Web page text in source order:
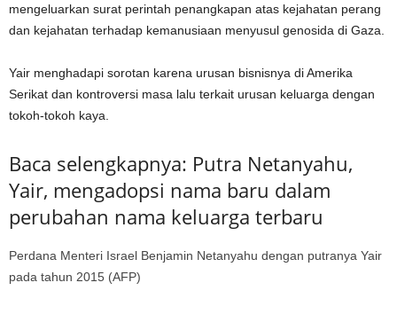
mengeluarkan surat perintah penangkapan atas kejahatan perang
dan kejahatan terhadap kemanusiaan menyusul genosida di Gaza.
Yair menghadapi sorotan karena urusan bisnisnya di Amerika
Serikat dan kontroversi masa lalu terkait urusan keluarga dengan
tokoh-tokoh kaya.
Baca selengkapnya: Putra Netanyahu,
Yair, mengadopsi nama baru dalam
perubahan nama keluarga terbaru
Perdana Menteri Israel Benjamin Netanyahu dengan putranya Yair
pada tahun 2015 (AFP)